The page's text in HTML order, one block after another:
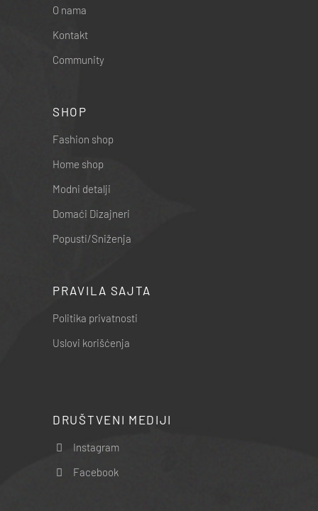
O nama
Kontakt
Community
SHOP
Fashion shop
Home shop
Modni detalji
Domaći Dizajneri
Popusti/Sniženja
PRAVILA SAJTA
Politika privatnosti
Uslovi korišćenja
DRUŠTVENI MEDIJI
Instagram
Facebook